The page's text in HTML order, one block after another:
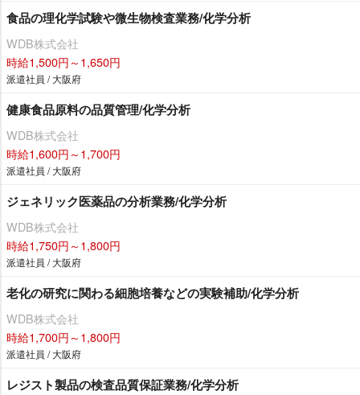
食品の理化学試験や微生物検査業務/化学分析
WDB株式会社
時給1,500円～1,650円
派遣社員 / 大阪府
健康食品原料の品質管理/化学分析
WDB株式会社
時給1,600円～1,700円
派遣社員 / 大阪府
ジェネリック医薬品の分析業務/化学分析
WDB株式会社
時給1,750円～1,800円
派遣社員 / 大阪府
老化の研究に関わる細胞培養などの実験補助/化学分析
WDB株式会社
時給1,700円～1,800円
派遣社員 / 大阪府
レジスト製品の検査品質保証業務/化学分析